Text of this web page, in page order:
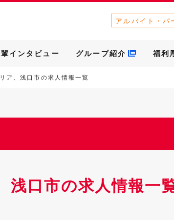
アルバイト・パ
インタビュー グループ紹介 福利
ア、浅口市の求人情報一覧
浅口市の求人情報一